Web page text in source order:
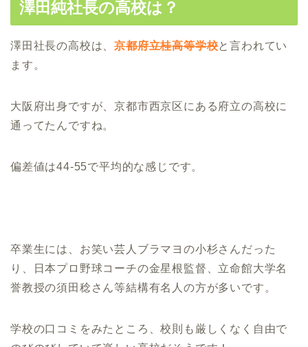
澤田純社長の高校は？
澤田社長の高校は、京都府立桂高等学校と言われてい
ます。
大阪府出身ですが、京都市西京区にある府立の高校に
通ってたんですね。
偏差値は44-55で平均的な感じです。
卒業生には、お笑い芸人ブラマヨの小杉さんだった
り、日本プロ野球コーチの金星根監督、立命館大学名
誉教授の須田稔さん等結構有名人の方が多いです。
学校の口コミをみたところ、校則も厳しくなく自由で